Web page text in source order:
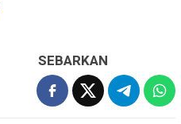
SEBARKAN